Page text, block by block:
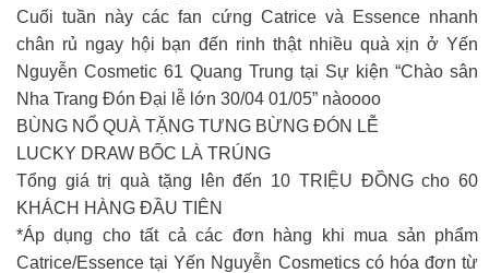
Cuối tuần này các fan cứng Catrice và Essence nhanh
chân rủ ngay hội bạn đến rinh thật nhiều quà xịn ở Yến
Nguyễn Cosmetic 61 Quang Trung tại Sự kiện “Chào sân
Nha Trang Đón Đại lễ lớn 30/04 01/05” nàoooo
BÙNG NỔ QUÀ TẶNG TƯNG BỪNG ĐÓN LỄ
LUCKY DRAW BỐC LÀ TRÚNG
Tổng giá trị quà tặng lên đến 10 TRIỆU ĐỒNG cho 60
KHÁCH HÀNG ĐẦU TIÊN
*Áp dụng cho tất cả các đơn hàng khi mua sản phẩm
Catrice/Essence tại Yến Nguyễn Cosmetics có hóa đơn từ